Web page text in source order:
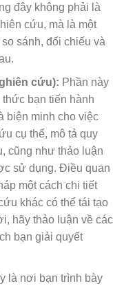
đây không phải là
cứu, mà là một
sánh, đối chiếu và
cứu): Phần này
thức bạn tiến hành
biện minh cho việc
cụ thể, mô tả quy
cũng như thảo luận
sử dụng. Điều quan
một cách chi tiết
khác có thể tái tạo
hãy thảo luận về các
bạn giải quyết
là nơi bạn trình bày